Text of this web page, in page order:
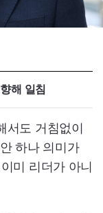
해 일침
도 거침없이
하나 의미가
미 리더가 아니